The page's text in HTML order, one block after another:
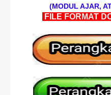
(MODUL AJAR,
FILE FORMAT